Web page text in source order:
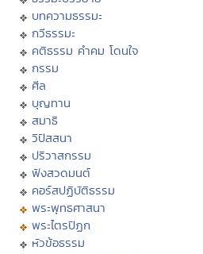
บทความธรรมะ
กวีธรรมะ
คติธรรม คำคม โดนใจ
กรรม
ศีล
บุญทาน
สมาธิ
วิปัสสนา
ปริวาสกรรม
ฟังสวดมนต์
คอร์สปฏิบัติธรรม
พระพุทธศาสนา
พระไตรปิฏก
หัวข้อธรรม